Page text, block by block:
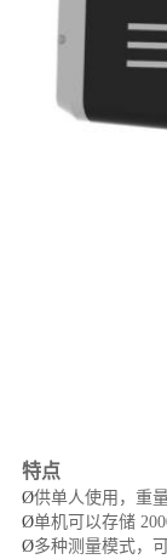
特点
Ø供单人使用，重量
Ø单机可以存储
Ø多种测量模式，